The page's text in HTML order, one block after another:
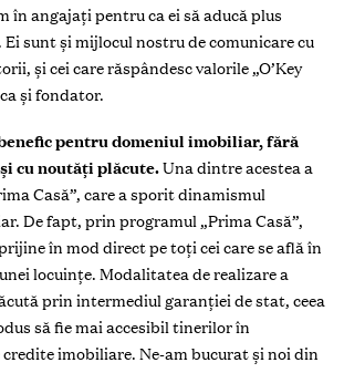
în angajați pentru ca ei să aducă plus
sunt și mijlocul nostru de comunicare cu
și cei care răspândesc valorile „O’Key
și fondator.
pentru domeniul imobiliar, fără
cu noutăți plăcute.Una dintre acestea a
Casă”, care a sporit dinamismul
De fapt, prin programul „Prima Casă”,
în mod direct pe toți cei care se află în
locuințe. Modalitatea de realizare a
prin intermediul garanției de stat, ceea
să fie mai accesibil tinerilor în
imobiliare. Ne-am bucurat și noi din